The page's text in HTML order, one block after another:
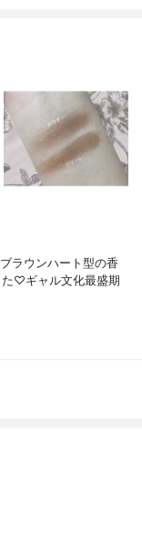
ラウンハート型の香
♡ギャル文化最盛期